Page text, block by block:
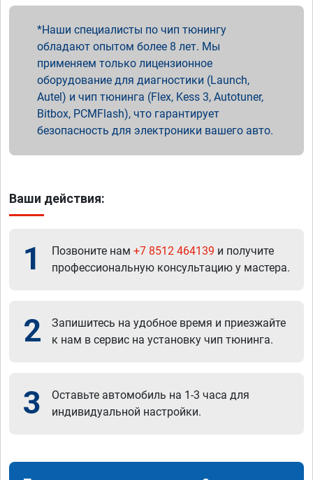
Наши специалисты по чип тюнингу
обладают опытом более 8 лет. Мы
применяем только лицензионное
оборудование для диагностики (Launch,
Autel) и чип тюнинга (Flex, Kess 3, Autotuner,
Bitbox, PCMFlash), что гарантирует
безопасность для электроники вашего авто.
Ваши действия:
1 Позвоните нам +7 8512 464139 и получите
профессиональную консультацию у мастера.
2
Запишитесь на удобное время и приезжайте
к нам в сервис на установку чип тюнинга.
3
Оставьте автомобиль на 1-3 часа для
индивидуальной настройки.